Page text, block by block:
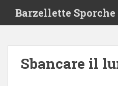
i
Barzellette Sporche
Sbancare il